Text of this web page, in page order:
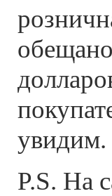
увидим.
P.S. На